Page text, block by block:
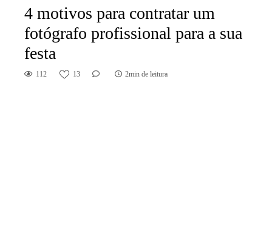
4 motivos para contratar um
fotógrafo profissional para a sua
festa
112 13 2min de leitura